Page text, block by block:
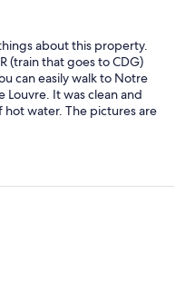
about this property.
(train that goes to CDG)
can easily walk to Notre
Louvre. It was clean and
water. The pictures are
appears and there are
loft has a very low ceiling,
bed. When you
with kids or two GOOD
not going to spend much
just fine.